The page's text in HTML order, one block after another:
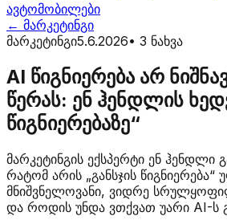
ავტომობილები
← მარკეტინგი
მარკეტინგი5.6.2026• 3 ნახვა
AI წიგნიერება არ
წერას: ენ ჰენდლის
წიგნიერებაზე“
მარკეტინგის ექსპერტი ენ ჰენდლი
რატომ არის „განსჯის წიგნიერება“
მნიშვნელოვანი, ვიდრე
და როდის უნდა ვთქვათ უარი AI-ს